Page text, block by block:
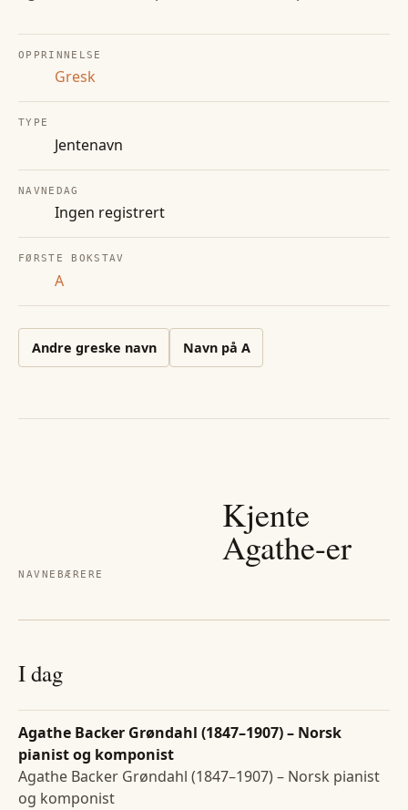
OPPRINNELSE
Gresk
TYPE
Jentenavn
NAVNEDAG
Ingen registrert
FØRSTE BOKSTAV
A
Andre greske navn Navn på A
NAVNEBÆRERE
Kjente
Agathe-er
I dag
Agathe Backer Grøndahl (1847–1907) – Norsk
pianist og komponist
Agathe Backer Grøndahl (1847–1907) – Norsk pianist
og komponist